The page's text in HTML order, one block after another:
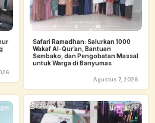
Safari Ramadhan: Salurkan 1000
Wakaf Al-Qur’an, Bantuan
Sembako, dan Pengobatan Massal
untuk Warga di Banyumas
Agustus 7, 2026